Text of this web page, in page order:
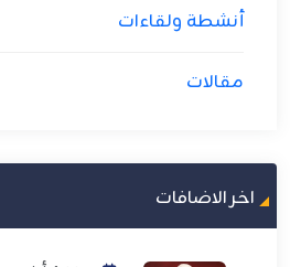
أنشطة ولقاءات
مقالات
اخر الاضافات